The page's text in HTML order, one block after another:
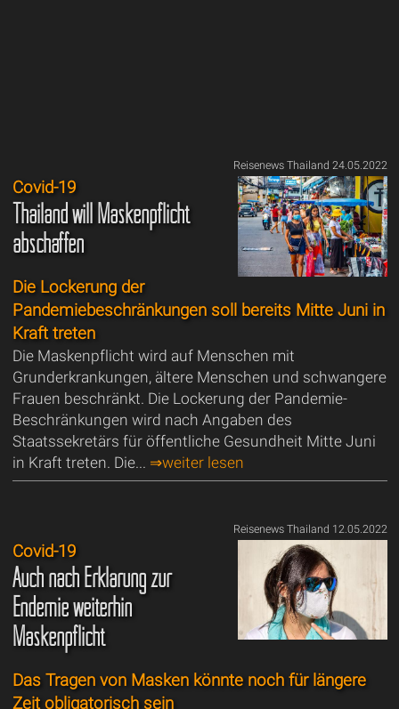
Reisenews Thailand 24.05.2022
Covid-19
Thailand will Maskenpflicht
abschaffen
Die Lockerung der
Pandemiebeschränkungen soll bereits Mitte Juni in
Kraft treten
Die Maskenpflicht wird auf Menschen mit
Grunderkrankungen, ältere Menschen und schwangere
Frauen beschränkt. Die Lockerung der Pandemie-
Beschränkungen wird nach Angaben des
Staatssekretärs für öffentliche Gesundheit Mitte Juni
in Kraft treten. Die... ⇒weiter lesen
Reisenews Thailand 12.05.2022
Covid-19
Auch nach Erklärung zur
Endemie weiterhin
Maskenpflicht
Das Tragen von Masken könnte noch für längere
Zeit obligatorisch sein